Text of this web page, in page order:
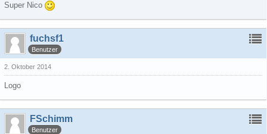
Super Nico
fuchsf1
Benutzer
2. Oktober 2014
Logo
FSchimm
Benutzer